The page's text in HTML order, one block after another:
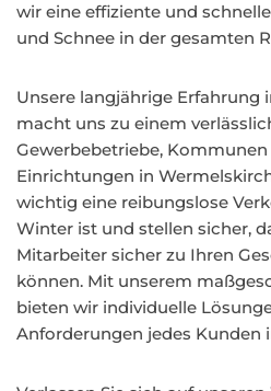
wir eine effiziente und
und Schnee in der gesamten
Unsere langjährige
macht uns zu einem
Gewerbebetriebe,
Einrichtungen in
wichtig eine reibungslose
Winter ist und stellen sicher,
Mitarbeiter sicher zu Ihren
können. Mit unserem
bieten wir individuelle
Anforderungen jedes Kunden